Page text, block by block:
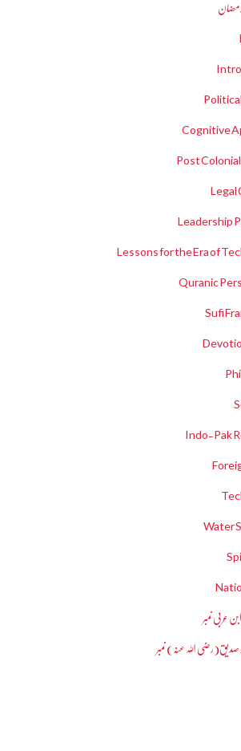
رمضان
Cognitive
Post
Leadership
Lessons for the Era of
Quranic
Sufi
Indo-Pak
Water
عربی نمبر
صدیق(رضی اللہ عنہ) نمبر